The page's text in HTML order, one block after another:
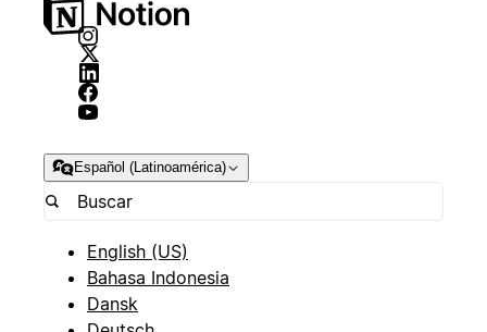
Español (Latinoamérica)
English (US)
Bahasa Indonesia
Dansk